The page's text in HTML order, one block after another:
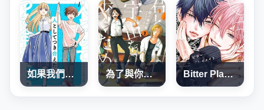
如果我們能以人的身份相處 為了與你在宇宙行走 Bitter Playmate